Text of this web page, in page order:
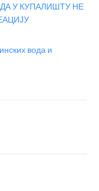
У КУПАЛИШТУ НЕ
вода и